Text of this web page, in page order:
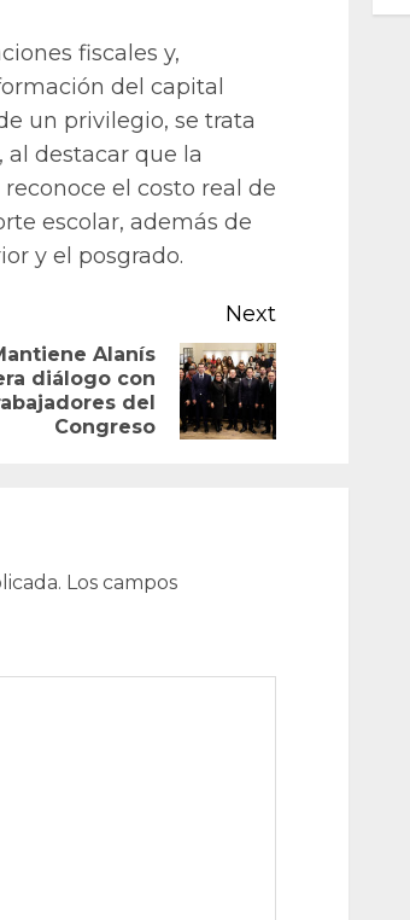
fiscales y,
del capital
un privilegio, se trata
al destacar que la
el costo real de
escolar, además de
y el posgrado.
Next
Alanís
diálogo con
del
Congreso
Los campos